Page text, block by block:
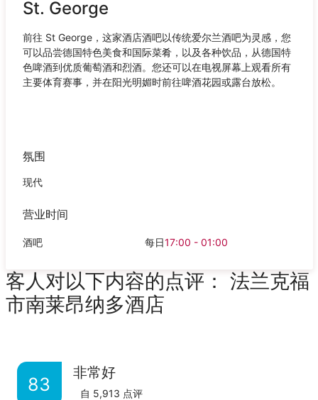
St. George
前往 St George，这家酒店酒吧以传统爱尔兰酒吧为灵感，您
可以品尝德国特色美食和国际菜肴，以及各种饮品，从德国特
色啤酒到优质葡萄酒和烈酒。您还可以在电视屏幕上观看所有
主要体育赛事，并在阳光明媚时前往啤酒花园或露台放松。
氛围
现代
营业时间
酒吧 每日17:00 - 01:00
客人对以下内容的点评： 法兰克福
市南莱昂纳多酒店
83
非常好
自 5,913 点评